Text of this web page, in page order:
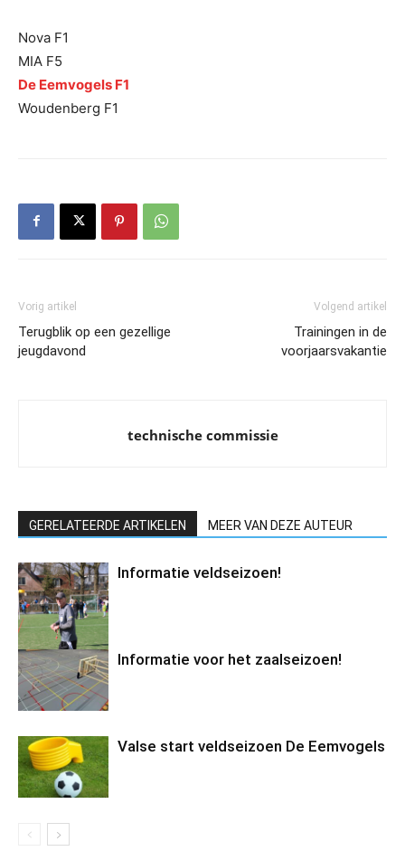
Nova F1
MIA F5
De Eemvogels F1
Woudenberg F1
Vorig artikel
Terugblik op een gezellige
jeugdavond
Volgend artikel
Trainingen in de
voorjaarsvakantie
technische commissie
GERELATEERDE ARTIKELEN MEER VAN DEZE AUTEUR
Informatie veldseizoen!
Informatie voor het zaalseizoen!
Valse start veldseizoen De Eemvogels